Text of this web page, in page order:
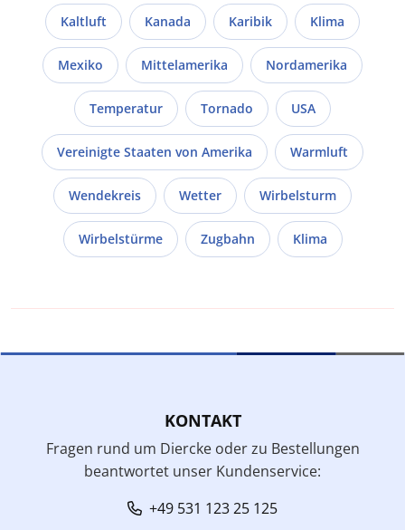
Kaltluft Kanada Karibik Klima
Mexiko Mittelamerika Nordamerika
Temperatur Tornado USA
Vereinigte Staaten von Amerika Warmluft
Wendekreis Wetter Wirbelsturm
Wirbelstürme Zugbahn Klima
KONTAKT
Fragen rund um Diercke oder zu Bestellungen
beantwortet unser Kundenservice:
+49 531 123 25 125